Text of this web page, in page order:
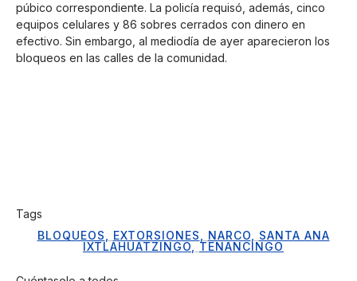
púbico correspondiente. La policía requisó, además, cinco
equipos celulares y 86 sobres cerrados con dinero en
efectivo. Sin embargo, al mediodía de ayer aparecieron los
bloqueos en las calles de la comunidad.
Tags
BLOQUEOS
EXTORSIONES NARCO
SANTA ANA
IXTLAHUATZINGO
TENANCINGO